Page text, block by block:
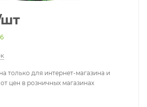
только для интернет-магазина и
цен в розничных магазинах